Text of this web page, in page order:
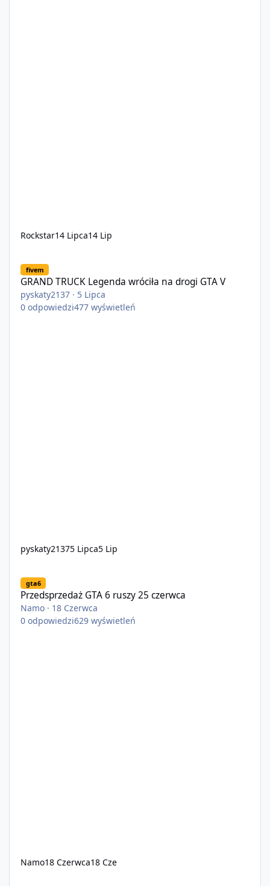
Rockstar14 Lipca14 Lip
fivem
GRAND TRUCK Legenda wróciła na drogi GTA V
pyskaty2137 · 5 Lipca
0 odpowiedzi477 wyświetleń
pyskaty21375 Lipca5 Lip
gta6
Przedsprzedaż GTA 6 ruszy 25 czerwca
Namo · 18 Czerwca
0 odpowiedzi629 wyświetleń
Namo18 Czerwca18 Cze